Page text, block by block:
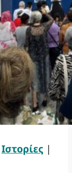
Ιστορίες |